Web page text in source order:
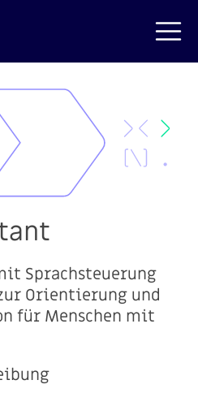
Sprachsteuerung
Orientierung und
für Menschen mit